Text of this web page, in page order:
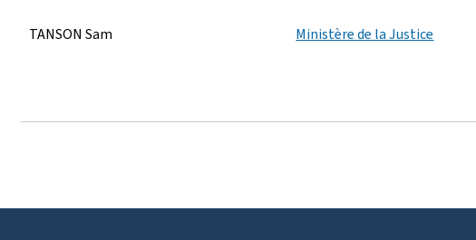
TANSON Sam Ministère de la Justice